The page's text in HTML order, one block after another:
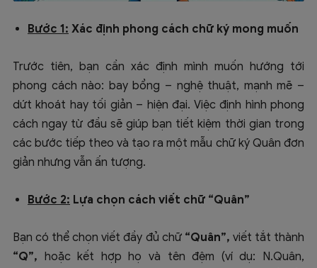
Bước 1: Xác định phong cách chữ ký mong muốn
Trước tiên, bạn cần xác định mình muốn hướng tới
phong cách nào: bay bổng – nghệ thuật, mạnh mẽ –
dứt khoát hay tối giản – hiện đại. Việc định hình phong
cách ngay từ đầu sẽ giúp bạn tiết kiệm thời gian trong
các bước tiếp theo và tạo ra một mẫu chữ ký Quân đơn
giản nhưng vẫn ấn tượng.
Bước 2: Lựa chọn cách viết chữ “Quân”
Bạn có thể chọn viết đầy đủ chữ “Quân”, viết tắt thành
“Q”, hoặc kết hợp họ và tên đệm (ví dụ: N.Quân,